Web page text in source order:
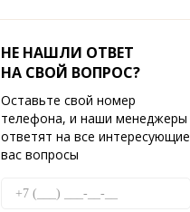
НЕ НАШЛИ ОТВЕТ
НА СВОЙ ВОПРОС?
Оставьте свой номер
телефона, и наши менеджеры
ответят на все интересующие
вас вопросы